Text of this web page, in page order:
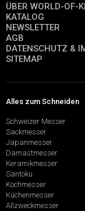
ÜBER WORLD-OF-
KATALOG
NEWSLETTER
AGB
DATENSCHUTZ &
SITEMAP
Alles zum Schneiden
Schweizer Messer
Sackmesser
Japanmesser
Damastmesser
Keramikmesser
Santoku
Kochmesser
Küchenmesser
Allzweckmesser